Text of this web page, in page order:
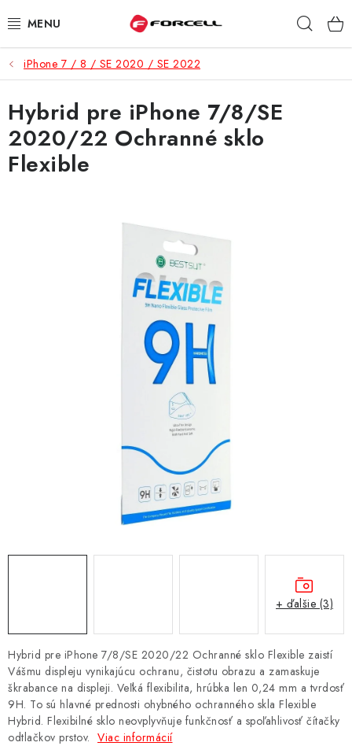
na
PUZDRÁ A OBALY
TVRDENÉ SKLÁ
DÁTOVÉ KÁBLE
BATÉRIE DO MOBILOV
NÁRAMKY NA HODINKY
SLÚCHADLÁ, REPRODUKTORY A MIKROFÓNY
PAMÄŤOVÉ KARTY A DISKY
BATÉRIE VARTA
MULTIMÉDIÁ
iPhone 7 / 8 / SE 2020 / SE 2022
Hybrid pre iPhone 7/8/SE 2020/22 Ochranné sklo Flexible zaistí
Vášmu displeju vynikajúcu ochranu, čistotu obrazu a zamaskuje
škrabance na displeji. Veľká flexibilita, hrúbka len 0,24 mm a tvrdosť
9H. To sú hlavné prednosti ohybného ochranného skla Flexible
Hybrid. Flexibilné sklo neovplyvňuje funkčnosť a spoľahlivosť čítačky
odtlačkov prstov. Viac informácií
Hybrid pre iPhone 7/8/SE
2020/22 Ochranné sklo
Flexible
+ ďalšie (3)